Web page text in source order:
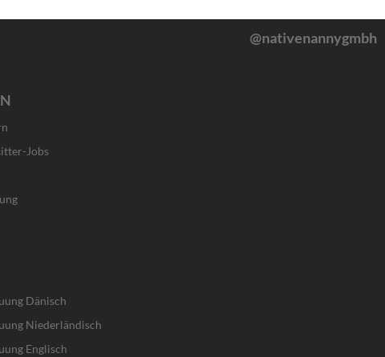
@nativenannygmbh
Jobs
Dänisch
Niederländisch
Englisch